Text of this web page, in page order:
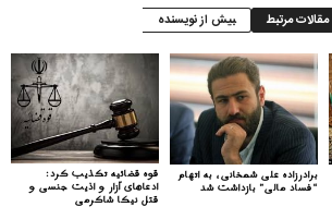
مقالات مرتبط بیش از نویسنده
قوه قضائیه تکذیب کرد:
ادعاهای آزار و اذیت جنسی و
قتل نیکا شاکرمی
برادرزاده علی شمخانی، به اتهام
“فساد مالی” بازداشت شد